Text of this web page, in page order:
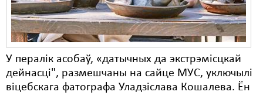
У пералік асобаў, «датычных да экстрэмісцкай
дейнасці", размешчаны на сайце МУС, уключылі
віцебскага фатографа Уладзіслава Кошалева. Ён
Сацыяльныя правы